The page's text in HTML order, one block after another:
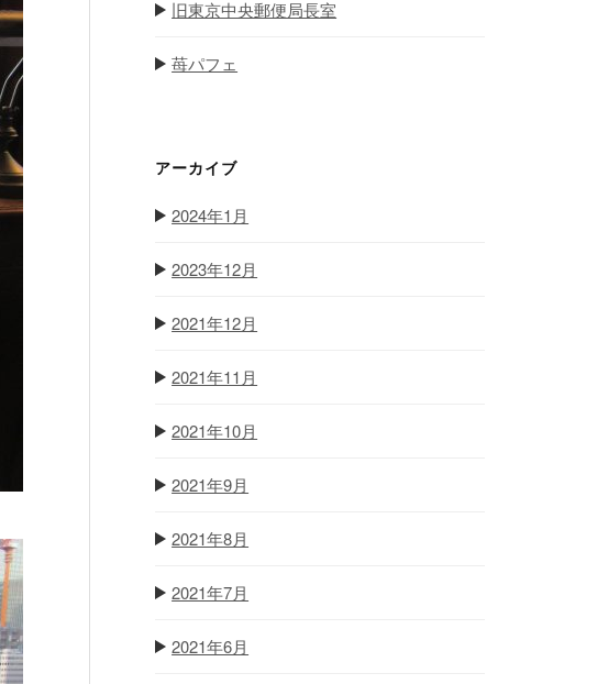
旧東京中央郵便局長室
苺パフェ
アーカイブ
2024年1月
2023年12月
2021年12月
2021年11月
2021年10月
2021年9月
2021年8月
2021年7月
2021年6月